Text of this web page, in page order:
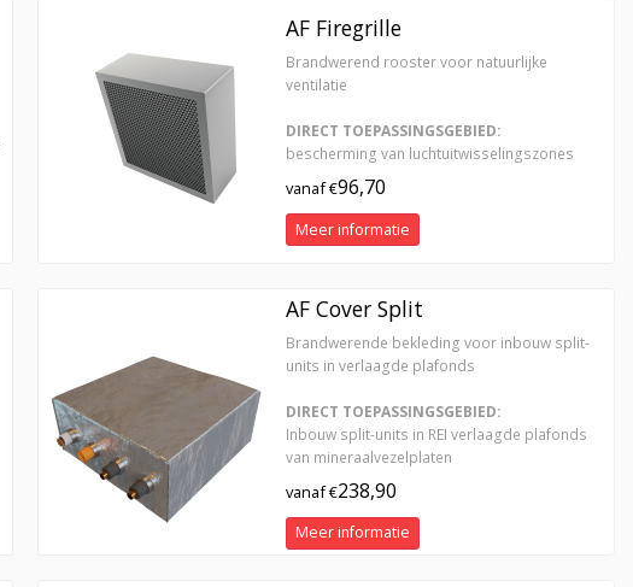
AF Firegrille
Brandwerend rooster voor natuurlijke
ventilatie
DIRECT TOEPASSINGSGEBIED:
bescherming van luchtuitwisselingszones
vanaf €96,70
Meer informatie
AF Cover Split
Brandwerende bekleding voor inbouw split-
units in verlaagde plafonds
DIRECT TOEPASSINGSGEBIED:
Inbouw split-units in REI verlaagde plafonds
van mineraalvezelplaten
vanaf €238,90
Meer informatie